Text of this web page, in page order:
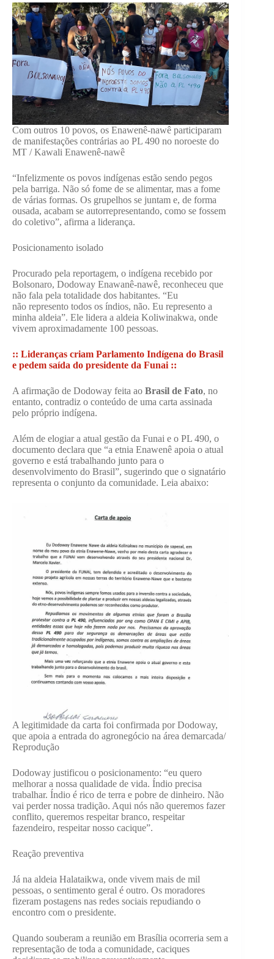
Com outros 10 povos, os Enawenê-nawê participaram
de manifestações contrárias ao PL 490 no noroeste do
MT / Kawali Enawenê-nawê
“Infelizmente os povos indígenas estão sendo pegos
pela barriga. Não só fome de se alimentar, mas a fome
de várias formas. Os grupelhos se juntam e, de forma
ousada, acabam se autorrepresentando, como se fossem
do coletivo”, afirma a liderança.
Posicionamento isolado
Procurado pela reportagem, o indígena recebido por
Bolsonaro, Dodoway Enawanê-nawê, reconheceu que
não fala pela totalidade dos habitantes. “Eu
não represento todos os índios, não. Eu represento a
minha aldeia”. Ele lidera a aldeia Koliwinakwa, onde
vivem aproximadamente 100 pessoas.
:: Lideranças criam Parlamento Indígena do Brasil
e pedem saída do presidente da Funai ::
A afirmação de Dodoway feita ao Brasil de Fato, no
entanto, contradiz o conteúdo de uma carta assinada
pelo próprio indígena.
Além de elogiar a atual gestão da Funai e o PL 490, o
documento declara que “a etnia Enawenê apoia o atual
governo e está trabalhando junto para o
desenvolvimento do Brasil”, sugerindo que o signatário
representa o conjunto da comunidade. Leia abaixo:
A legitimidade da carta foi confirmada por Dodoway,
que apoia a entrada do agronegócio na área demarcada/
Reprodução
Dodoway justificou o posicionamento: “eu quero
melhorar a nossa qualidade de vida. Índio precisa
trabalhar. Índio é rico de terra e pobre de dinheiro. Não
vai perder nossa tradição. Aqui nós não queremos fazer
conflito, queremos respeitar branco, respeitar
fazendeiro, respeitar nosso cacique”.
Reação preventiva
Já na aldeia Halataikwa, onde vivem mais de mil
pessoas, o sentimento geral é outro. Os moradores
fizeram postagens nas redes sociais repudiando o
encontro com o presidente.
Quando souberam a reunião em Brasília ocorreria sem a
representação de toda a comunidade, caciques